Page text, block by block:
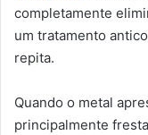
completamente
um tratamento
repita.
Quando o metal
principalmente